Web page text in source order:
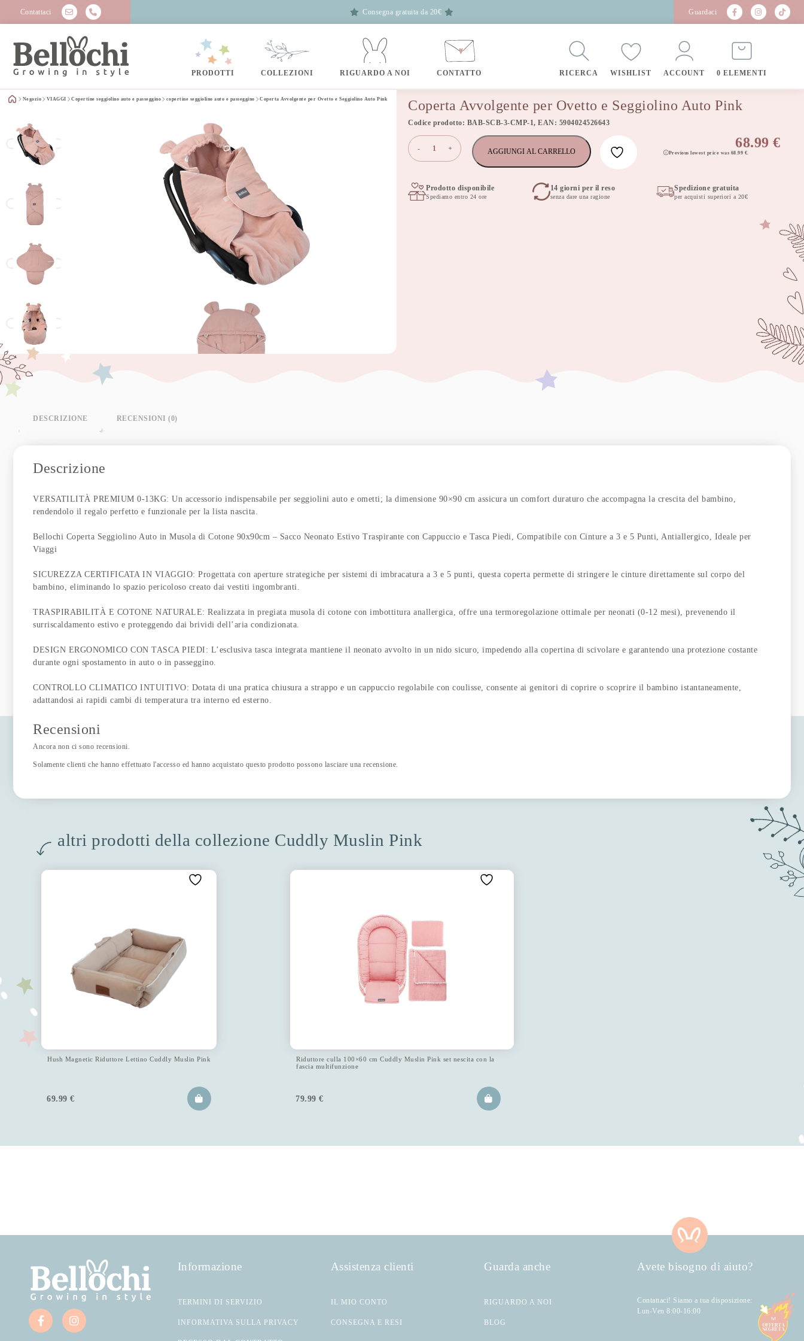
Contattaci Consegna gratuita da 20€ Guardaci
PRODOTTI COLLEZIONI RIGUARDO A NOI CONTATTO RICERCA WISHLIST ACCOUNT 0 ELEMENTI
Negozio VIAGGI Copertine seggiolino auto e passeggino copertine seggiolino auto e passeggino Coperta Avvolgente per Ovetto e Seggiolino Auto Pink Coperta Avvolgente per Ovetto e Seggiolino Auto Pink
Codice prodotto: BAB-SCB-3-CMP-1, EAN: 5904024526643
-
Coperta
Avvolgente
e
Seggiolino
+ AGGIUNGI AL CARRELLO
68.99€
Previous lowest price was 68.99 €.
Prodotto disponibile
Spediamo entro 24 ore
14 giorni per il reso
senza dare una ragione
Spedizione gratuita
per acquisti superiori a 20€
DESCRIZIONE RECENSIONI (0)
Descrizione
VERSATILITÀ PREMIUM 0-13KG: Un accessorio indispensabile per seggiolini auto e ometti; la dimensione 90×90 cm assicura un comfort duraturo che accompagna la crescita del bambino,
rendendolo il regalo perfetto e funzionale per la lista nascita.
Bellochi Coperta Seggiolino Auto in Musola di Cotone 90x90cm – Sacco Neonato Estivo Traspirante con Cappuccio e Tasca Piedi, Compatibile con Cinture a 3 e 5 Punti, Antiallergico, Ideale per
Viaggi
SICUREZZA CERTIFICATA IN VIAGGIO: Progettata con aperture strategiche per sistemi di imbracatura a 3 e 5 punti, questa coperta permette di stringere le cinture direttamente sul corpo del
bambino, eliminando lo spazio pericoloso creato dai vestiti ingombranti.
TRASPIRABILITÀ E COTONE NATURALE: Realizzata in pregiata musola di cotone con imbottitura anallergica, offre una termoregolazione ottimale per neonati (0-12 mesi), prevenendo il
surriscaldamento estivo e proteggendo dai brividi dell’aria condizionata.
DESIGN ERGONOMICO CON TASCA PIEDI: L’esclusiva tasca integrata mantiene il neonato avvolto in un nido sicuro, impedendo alla copertina di scivolare e garantendo una protezione costante
durante ogni spostamento in auto o in passeggino.
CONTROLLO CLIMATICO INTUITIVO: Dotata di una pratica chiusura a strappo e un cappuccio regolabile con coulisse, consente ai genitori di coprire o scoprire il bambino istantaneamente,
adattandosi ai rapidi cambi di temperatura tra interno ed esterno.
Recensioni
Ancora non ci sono recensioni.
Solamente clienti che hanno effettuato l'accesso ed hanno acquistato questo prodotto possono lasciare una recensione.
altri prodotti della collezione Cuddly Muslin Pink
Hush Magnetic Riduttore Lettino Cuddly Muslin Pink
69.99 €
Riduttore culla 100×60 cm Cuddly Muslin Pink set nescita con la
fascia multifunzione
79.99 €
Informazione
TERMINI DI SERVIZIO
INFORMATIVA SULLA PRIVACY
Assistenza clienti
IL MIO CONTO
CONSEGNA E RESI
Guarda anche
RIGUARDO A NOI
BLOG
Avete bisogno di aiuto?
Contattaci! Siamo a tua disposizione:
Lun-Ven 8:00-16:00